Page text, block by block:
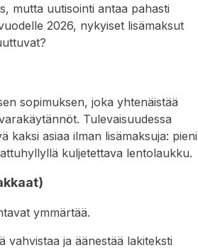
mutta uutisointi antaa pahasti
2026, nykyiset lisämaksut
sopimuksen, joka yhtenäistää
Tulevaisuudessa
kaksi asiaa ilman lisämaksuja: pieni
kuljetettava lentolaukku.
ymmärtää.
ja äänestää lakiteksti